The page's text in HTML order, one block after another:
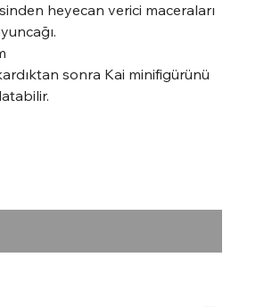
heyecan verici maceraları
sonra Kai minifigürünü